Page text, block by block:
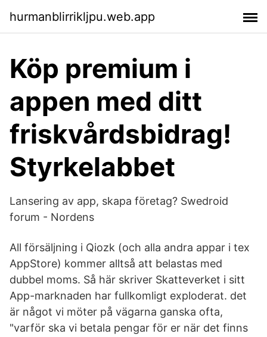
hurmanblirrikljpu.web.app
Köp premium i
appen med ditt
friskvårdsbidrag!
Styrkelabbet
Lansering av app, skapa företag? Swedroid
forum - Nordens
All försäljning i Qiozk (och alla andra appar i tex
AppStore) kommer alltså att belastas med
dubbel moms. Så här skriver Skatteverket i sitt
App-marknaden har fullkomligt exploderat. det
är något vi möter på vägarna ganska ofta,
"varför ska vi betala pengar för er när det finns